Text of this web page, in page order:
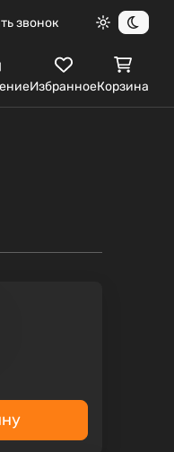
звонок
Светлая
ИзбранноеКорзина